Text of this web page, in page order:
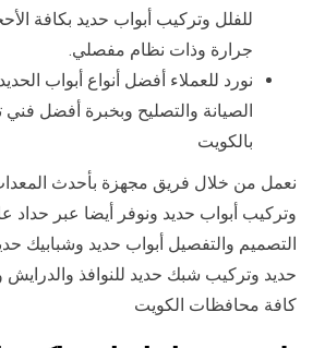
للفلل وتركيب أبواب حديد بكافة
جرارة وذات نظام مفصلي.
نورد للعملاء أفضل أنواع أبواب
الصيانة والتصليح وبخبرة أفضل
بالكويت
نعمل من خلال فريق مجهزة بأحدث
وتركيب أبواب حديد ونوفر أيضا عبر حداد
التصميم والتفصيل أبواب حديد وشبابيك
حديد وتركيب شبك حديد للنوافذ
كافة محافظات الكويت